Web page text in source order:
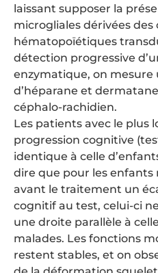
laissant supposer la
microgliales dérivées des
hématopoïétiques
détection progressive
enzymatique, on
d’héparane et
céphalo-rachidien.
Les patients avec le plus
progression cognitive
identique à celle
dire que pour les enfants
avant le traitement un
cognitif au test, celui-ci
une droite parallèle à
malades. Les fonctions
restent stables, et on